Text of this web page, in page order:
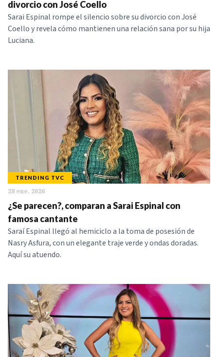
divorcio con José Coello
Sarai Espinal rompe el silencio sobre su divorcio con José
Coello y revela cómo mantienen una relación sana por su hija
Luciana.
TRENDING TVC
28 ene. 2026
¿Se parecen?, comparan a Sarai Espinal con
famosa cantante
Saraí Espinal llegó al hemiciclo a la toma de posesión de
Nasry Asfura, con un elegante traje verde y ondas doradas.
Aquí su atuendo.